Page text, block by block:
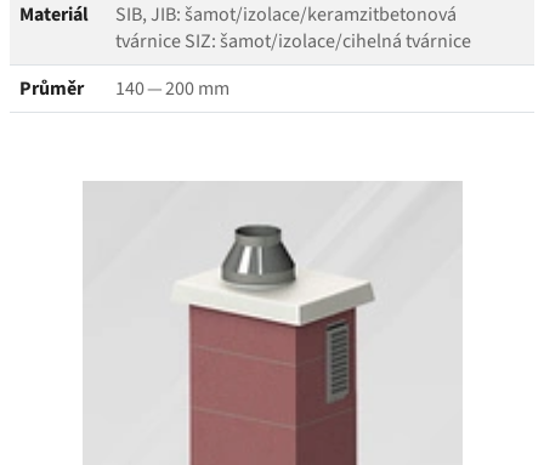
Materiál
SIB, JIB: šamot/​izolace/​keramzitbetonová
tvárnice SIZ: šamot/​izolace/​cihelná tvárnice
Průměr
140 — 200 mm